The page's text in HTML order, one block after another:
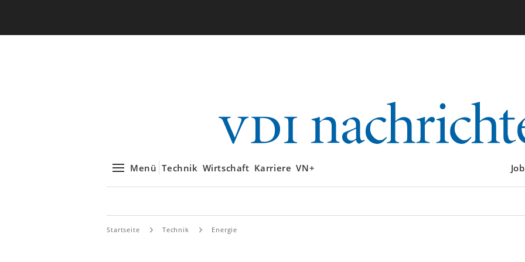
Menü Technik Wirtschaft Karriere VN+
Startseite Technik Energie